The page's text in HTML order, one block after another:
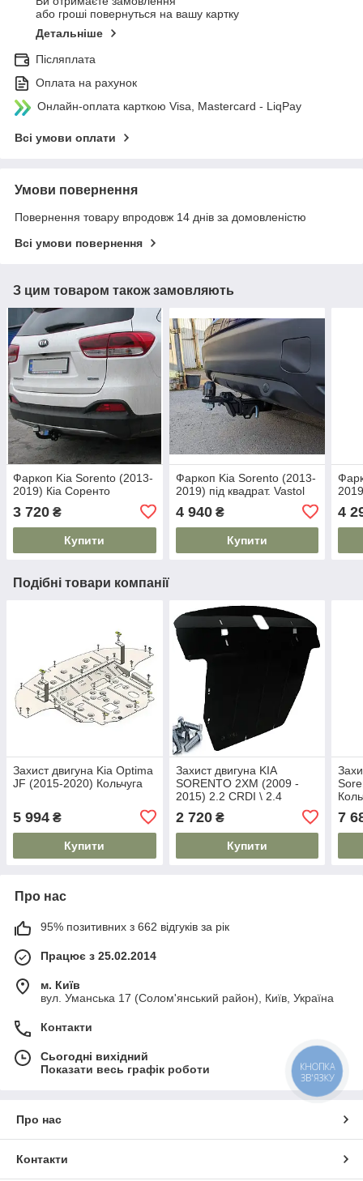
або гроші повернуться на вашу картку
Детальніше
Післяплата
Оплата на рахунок
Онлайн-оплата карткою Visa, Mastercard - LiqPay
Всі умови оплати
Умови повернення
Повернення товару впродовж 14 днів за домовленістю
Всі умови повернення
З цим товаром також замовляють
Фаркоп Kia Sorento (2013-
2019) Кіа Соренто
3 720 ₴
Купити
Фаркоп Kia Sorento (2013-
2019) під квадрат. Vastol
4 940₴
Купити
4
Подібні товари компанії
Захист двигуна Kia Optima
JF (2015-2020) Кольчуга
5 994 ₴
Купити
Захист двигуна KIA
SORENTO 2XM (2009 -
2015) 2.2 CRDI \ 2.4
2 720₴
Купити
7
Про нас
95% позитивних з 662 відгуків за рік
Працює з 25.02.2014
м. Київ
вул. Уманська 17 (Солом'янський район), Київ, Україна
Контакти
Сьогодні вихідний
Показати весь графік роботи
Про нас
Контакти
КНОПКА
ЗВ'ЯЗКУ